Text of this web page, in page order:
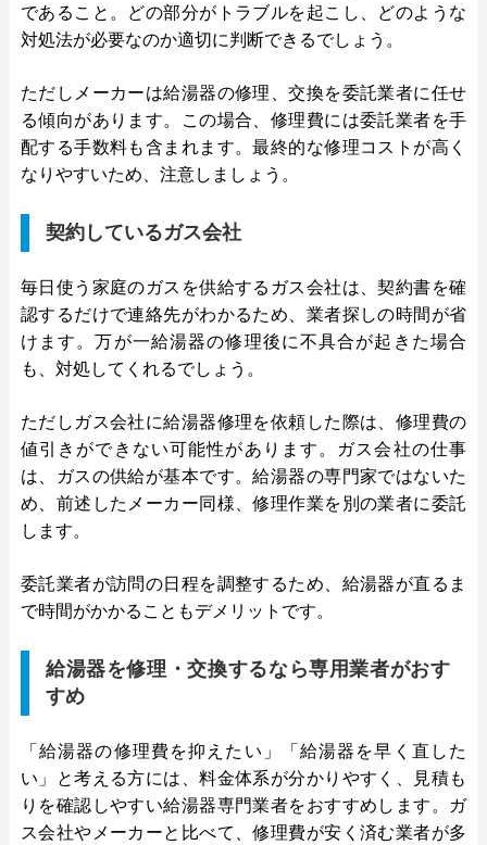
であること。どの部分がトラブルを起こし、どのような
対処法が必要なのか適切に判断できるでしょう。
ただしメーカーは給湯器の修理、交換を委託業者に任せ
る傾向があります。この場合、修理費には委託業者を手
配する手数料も含まれます。最終的な修理コストが高く
なりやすいため、注意しましょう。
契約しているガス会社
毎日使う家庭のガスを供給するガス会社は、契約書を確
認するだけで連絡先がわかるため、業者探しの時間が省
けます。万が一給湯器の修理後に不具合が起きた場合
も、対処してくれるでしょう。
ただしガス会社に給湯器修理を依頼した際は、修理費の
値引きができない可能性があります。ガス会社の仕事
は、ガスの供給が基本です。給湯器の専門家ではないた
め、前述したメーカー同様、修理作業を別の業者に委託
します。
委託業者が訪問の日程を調整するため、給湯器が直るま
で時間がかかることもデメリットです。
給湯器を修理・交換するなら専用業者がおす
すめ
「給湯器の修理費を抑えたい」「給湯器を早く直した
い」と考える方には、料金体系が分かりやすく、見積も
りを確認しやすい給湯器専門業者をおすすめします。ガ
ス会社やメーカーと比べて、修理費が安く済む業者が多